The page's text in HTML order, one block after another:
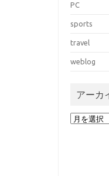
PC
sports
travel
weblog
アーカ
ア